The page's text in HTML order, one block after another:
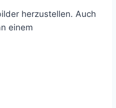
herzustellen. Auch
einem